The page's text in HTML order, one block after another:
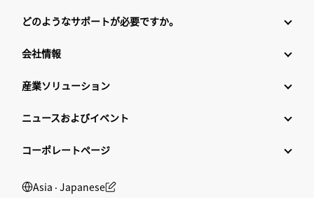
どのようなサポートが必要ですか。
会社情報
産業ソリューション
ニュースおよびイベント
コーポレートページ
Asia ‧ Japanese